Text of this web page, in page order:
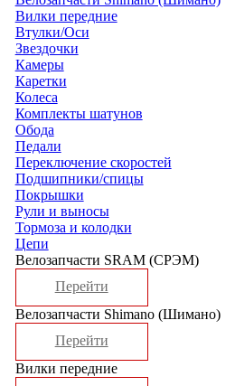
Вилки передние
Втулки/Оси
Звездочки
Камеры
Каретки
Колеса
Комплекты шатунов
Обода
Педали
Переключение скоростей
Подшипники/спицы
Покрышки
Рули и выносы
Тормоза и колодки
Цепи
Велозапчасти SRAM (СРЭМ)
Перейти
Велозапчасти Shimano (Шимано)
Перейти
Вилки передние